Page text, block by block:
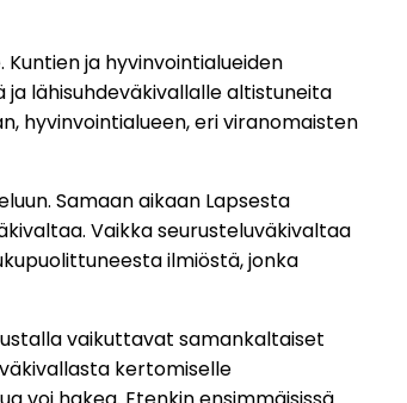
ja hyvinvointialueiden
lähisuhdeväkivallalle altistuneita
hyvinvointialueen, eri viranomaisten
Samaan aikaan Lapsesta
Vaikka seurusteluväkivaltaa
ilmiöstä, jonka
vaikuttavat samankaltaiset
kertomiselle